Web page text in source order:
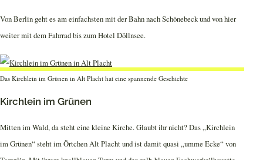
Von Berlin geht es am einfachsten mit der Bahn nach Schönebeck und von hier
weiter mit dem Fahrrad bis zum Hotel Döllnsee.
Das Kirchlein im Grünen in Alt Placht hat eine spannende Geschichte
Kirchlein im Grünen
Mitten im Wald, da steht eine kleine Kirche. Glaubt ihr nicht? Das „Kirchlein
im Grünen“ steht im Örtchen Alt Placht und ist damit quasi „umme Ecke“ von